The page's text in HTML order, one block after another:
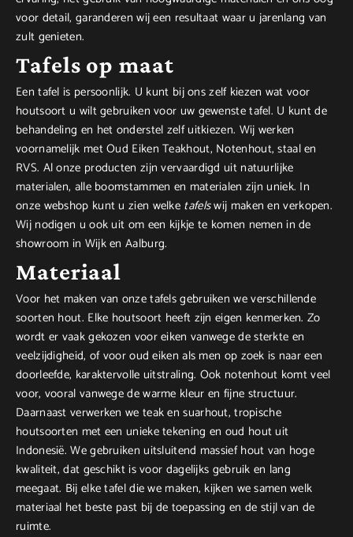
voor detail, garanderen wij een resultaat waar u jarenlang van
zult genieten.
Tafels op maat
Een tafel is persoonlijk. U kunt bij ons zelf kiezen wat voor
houtsoort u wilt gebruiken voor uw gewenste tafel. U kunt de
behandeling en het onderstel zelf uitkiezen. Wij werken
voornamelijk met Oud Eiken Teakhout, Notenhout, staal en
RVS. Al onze producten zijn vervaardigd uit natuurlijke
materialen, alle boomstammen en materialen zijn uniek. In
onze webshop kunt u zien welke tafelswij maken en verkopen.
Wij nodigen u ook uit om een kijkje te komen nemen in de
showroom in Wijk en Aalburg.
Materiaal
Voor het maken van onze tafels gebruiken we verschillende
soorten hout. Elke houtsoort heeft zijn eigen kenmerken. Zo
wordt er vaak gekozen voor eiken vanwege de sterkte en
veelzijdigheid, of voor oud eiken als men op zoek is naar een
doorleefde, karaktervolle uitstraling. Ook notenhout komt veel
voor, vooral vanwege de warme kleur en fijne structuur.
Daarnaast verwerken we teak en suarhout, tropische
houtsoorten met een unieke tekening en oud hout uit
Indonesië. We gebruiken uitsluitend massief hout van hoge
kwaliteit, dat geschikt is voor dagelijks gebruik en lang
meegaat. Bij elke tafel die we maken, kijken we samen welk
materiaal het beste past bij de toepassing en de stijl van de
ruimte.